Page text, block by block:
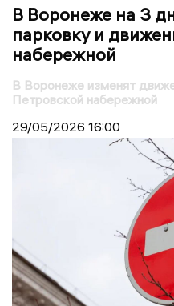
В Воронеже на 3
парковку и
набережной
В Воронеже изменят
Петровской набережной
29/05/2026 16:00